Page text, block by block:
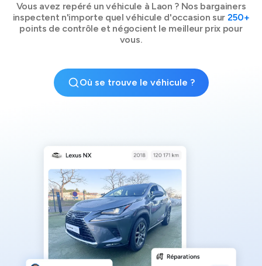
Vous avez repéré un véhicule à Laon ? Nos bargainers
inspectent n'importe quel véhicule d'occasion sur 250+
points de contrôle et négocient le meilleur prix pour
vous.
Où se trouve le véhicule ?